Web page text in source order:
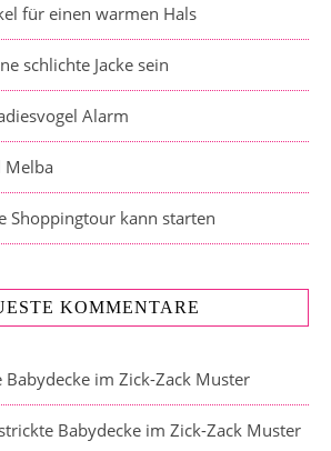
für einen warmen Hals
schlichte Jacke sein
Alarm
Melba
Shoppingtour kann starten
KOMMENTARE
Babydecke im Zick-Zack Muster
Babydecke im Zick-Zack Muster